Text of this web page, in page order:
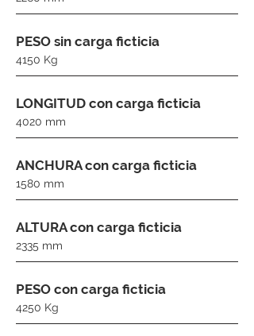
PESO sin carga ficticia
4150 Kg
LONGITUD con carga ficticia
4020 mm
ANCHURA con carga ficticia
1580 mm
ALTURA con carga ficticia
2335 mm
PESO con carga ficticia
4250 Kg